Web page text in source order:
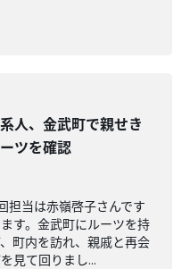
人、金武町で親せき
ツを確認
担当は赤嶺啓子さんです
す。金武町にルーツを持
町内を訪れ、親戚と再会
見て回りまし...